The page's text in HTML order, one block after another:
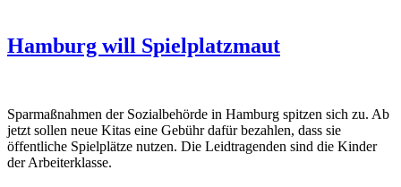
Hamburg will Spielplatzmaut
Sparmaßnahmen der Sozialbehörde in Hamburg spitzen sich zu. Ab
jetzt sollen neue Kitas eine Gebühr dafür bezahlen, dass sie
öffentliche Spielplätze nutzen. Die Leidtragenden sind die Kinder
der Arbeiterklasse.